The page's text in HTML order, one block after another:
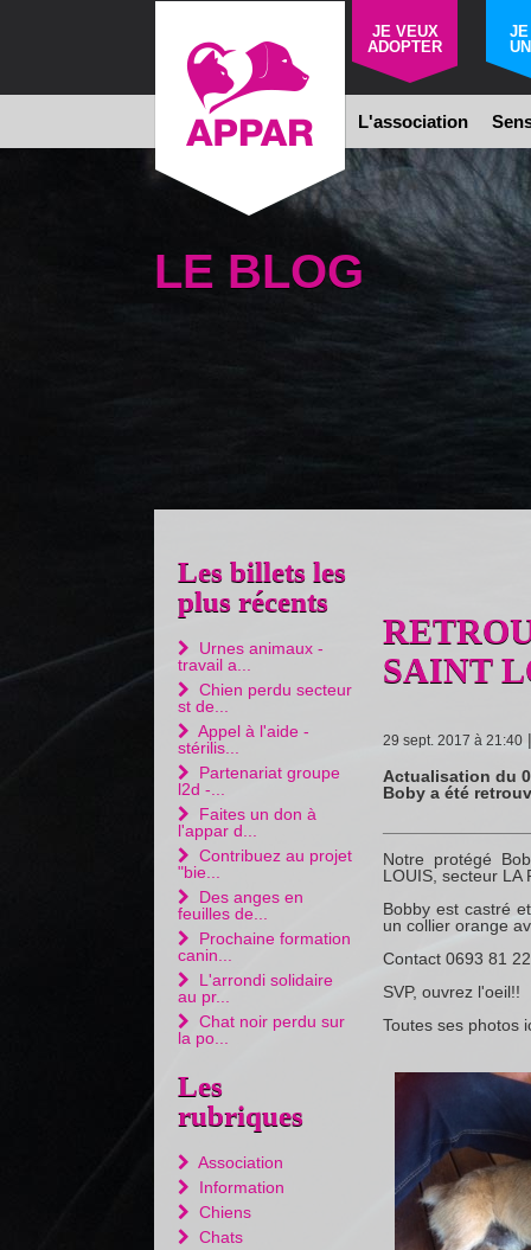
JE VEUX
ADOPTER
JE
L'association
LE BLOG
Les billets les
plus récents
Urnes animaux -
travail a...
Chien perdu secteur
st de...
Appel à l'aide -
stérilis...
Partenariat groupe
l2d -...
Faites un don à
l'appar d...
Contribuez au projet
"bie...
Des anges en
feuilles de...
Prochaine formation
canin...
L'arrondi solidaire
au pr...
Chat noir perdu sur
la po...
Les
rubriques
Association
Information
Chiens
Chats
SAINT
29 sept. 2017 à 21:40
Actualisation du
Boby a été
Notre protégé
LOUIS, secteur LA
Bobby est castré
un collier orange
Contact 0693 81
SVP, ouvrez l'oeil!!
Toutes ses photos